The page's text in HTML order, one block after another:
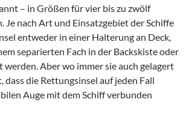
– in Größen für vier bis zu zwölf
Je nach Art und Einsatzgebiet der Schiffe
entweder in einer Halterung an Deck,
separierten Fach in der Backskiste oder
werden. Aber wo immer sie auch gelagert
dass die Rettungsinsel auf jeden Fall
Auge mit dem Schiff verbunden